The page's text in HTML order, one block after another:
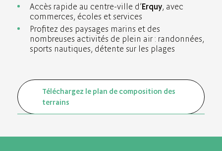
Accès rapide au centre-ville d’Erquy, avec
commerces, écoles et services
Profitez des paysages marins et des
nombreuses activités de plein air : randonnées,
sports nautiques, détente sur les plages
Téléchargez le plan de composition des
terrains